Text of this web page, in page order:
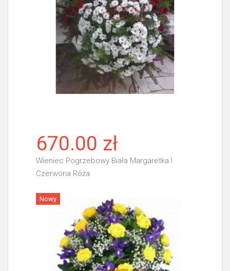
670.00 zł
Wieniec Pogrzebowy Biała Margaretka I
Czerwona Róża
Więcej
Nowy